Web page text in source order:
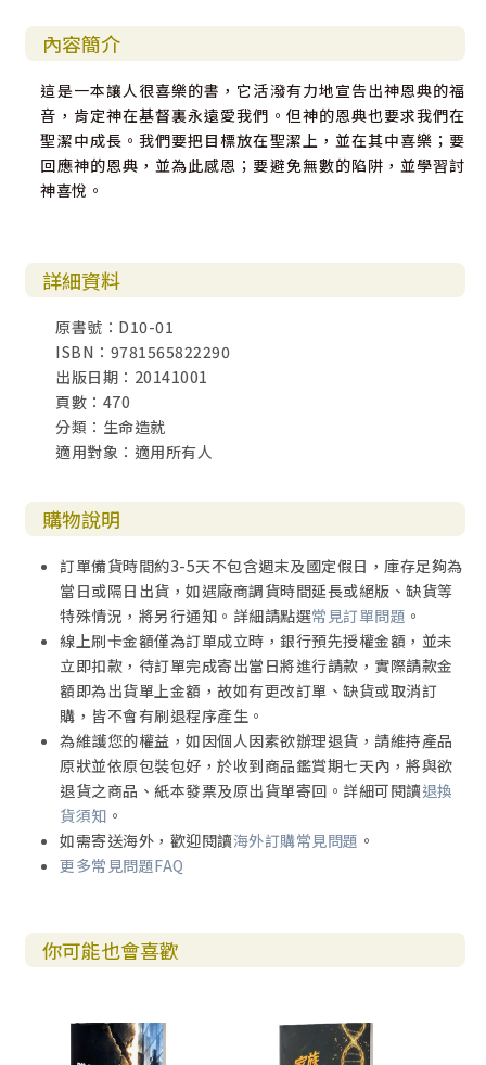
內容簡介
這是一本讓人很喜樂的書，它活潑有力地宣告出神恩典的福
音，肯定神在基督裏永遠愛我們。但神的恩典也要求我們在
聖潔中成長。我們要把目標放在聖潔上，並在其中喜樂；要
回應神的恩典，並為此感恩；要避免無數的陷阱，並學習討
神喜悅。
詳細資料
原書號：D10-01
ISBN：9781565822290
出版日期：20141001
頁數：470
分類：生命造就
適用對象：適用所有人
購物說明
訂單備貨時間約3-5天不包含週末及國定假日，庫存足夠為
當日或隔日出貨，如遇廠商調貨時間延長或絕版、缺貨等
特殊情況，將另行通知。詳細請點選常見訂單問題 。
線上刷卡金額僅為訂單成立時，銀行預先授權金額，並未
立即扣款，待訂單完成寄出當日將進行請款，實際請款金
額即為出貨單上金額，故如有更改訂單、缺貨或取消訂
購，皆不會有刷退程序產生。
為維護您的權益，如因個人因素欲辦理退貨，請維持產品
原狀並依原包裝包好，於收到商品鑑賞期七天內，將與欲
退貨之商品、紙本發票及原出貨單寄回。詳細可閱讀退換
貨須知 。
如需寄送海外，歡迎閱讀海外訂購常見問題 。
更多常見問題FAQ
你可能也會喜歡